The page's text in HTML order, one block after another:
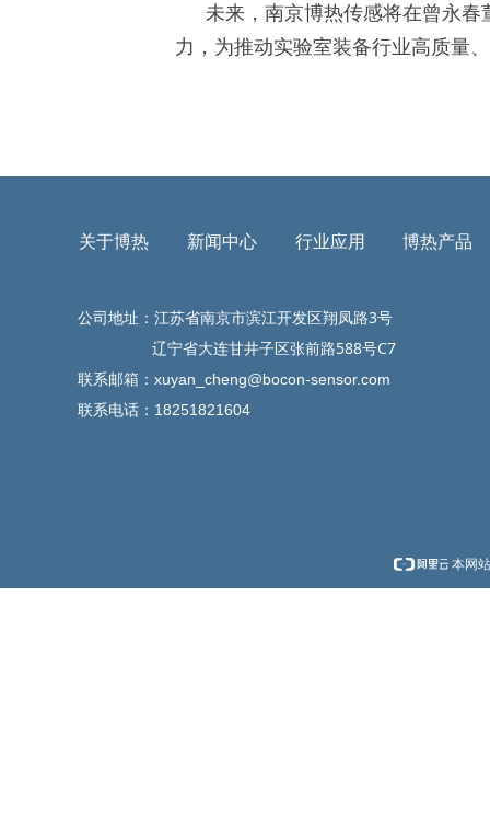
未来，南京博热传感将在曾永
力，为推动实验室装备行业高质量
关于博热 新闻中心 行业应用 博热产品
公司地址：江苏省南京市滨江开发区翔凤路3号
辽宁省大连甘井子区张前路588号C7
联系邮箱： xuyan_cheng@bocon-sensor.com
联系电话：18251821604
本网